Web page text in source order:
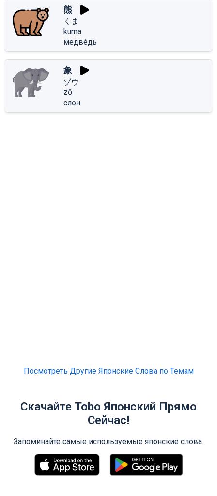
熊
くま
kuma
медве́дь
象
ゾウ
zō
слон
Посмотреть Другие Японские Слова по Темам
Скачайте Tobo Японский Прямо
Сейчас!
Запоминайте самые используемые японские слова.